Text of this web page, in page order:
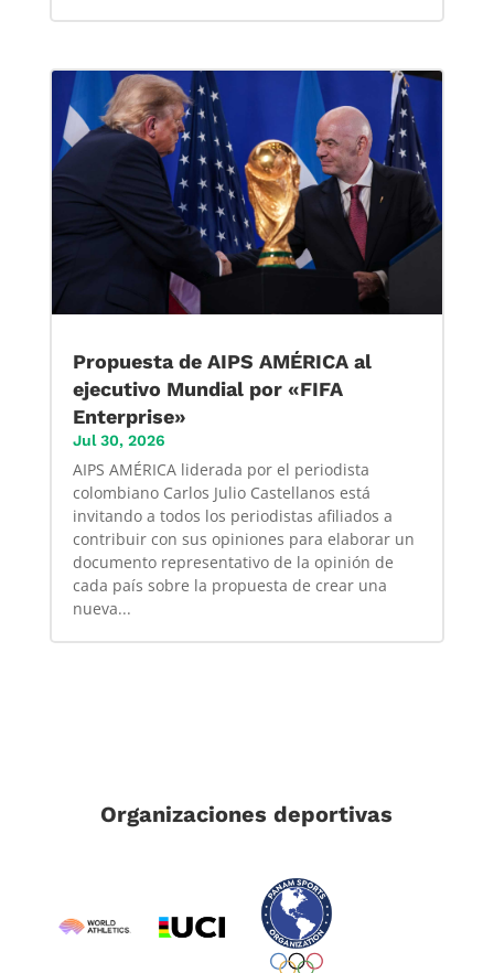
Propuesta de AIPS AMÉRICA al
ejecutivo Mundial por «FIFA
Enterprise»
Jul 30, 2026
AIPS AMÉRICA liderada por el periodista
colombiano Carlos Julio Castellanos está
invitando a todos los periodistas afiliados a
contribuir con sus opiniones para elaborar un
documento representativo de la opinión de
cada país sobre la propuesta de crear una
nueva...
Organizaciones deportivas